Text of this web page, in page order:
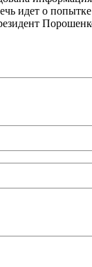
идет о